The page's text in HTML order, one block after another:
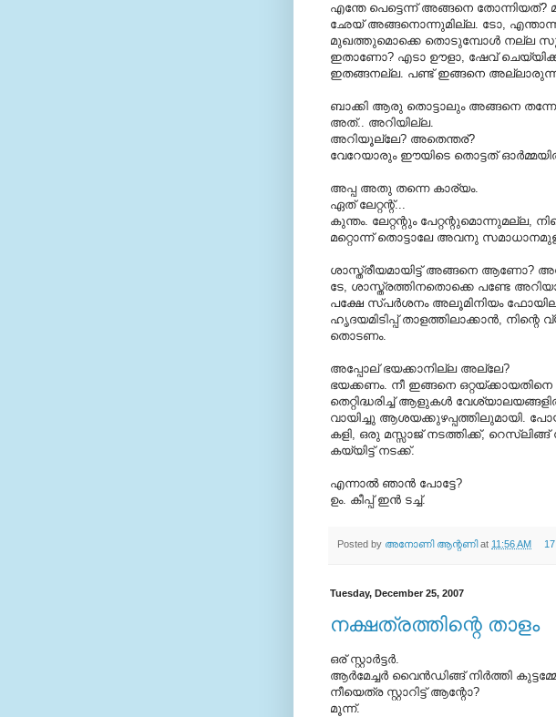
എന്തേ പെട്ടെന്ന് അങ്ങനെ
ഛേയ് അങ്ങനൊന്നുമില്ല. ടോ,
മുഖത്തുമൊക്കെ തൊടുമ്പോള്‍ നല്ല
ഇതാണോ? എടാ ഊളാ, ഷേവ്
ഇതങ്ങനല്ല. പണ്ട് ഇങ്ങനെ
ബാക്കി ആരു തൊട്ടാലും അങ്ങനെ
അത്.. അറിയില്ല.
അറിയൂല്ലേ? അതെന്തര്‌?
വേറേയാരും ഈയിടെ തൊട്ടത്
അപ്പ അതു തന്നെ കാര്യം.
ഏത് ലേറ്റന്റ്...
കുന്തം. ലേറ്റന്റും
മറ്റൊന്ന് തൊട്ടാലേ അവനു
ശാസ്ത്രീയമായിട്ട് അങ്ങനെ ആണോ?
ടേ, ശാസ്ത്രത്തിനതൊക്കെ പണ്ടേ
പക്ഷേ സ്പര്‍ശനം അലൂമിനിയം
ഹൃദയമിടിപ്പ് താളത്തിലാക്കാന്‍,
തൊടണം.
അപ്പോല് ഭയക്കാനില്ല അല്ലേ?
ഭയക്കണം. നീ ഇങ്ങനെ
തെറ്റിദ്ധരിച്ച് ആളുകള്‍
വായിച്ചു ആശയക്കുഴപ്പത്തിലുമായി. പോയി
കളി, ഒരു മസ്സാജ് നടത്തിക്ക്,
കയ്യിട്ട് നടക്ക്.
എന്നാല്‍ ഞാന്‍ പോട്ടേ?
ഉം. കീപ്പ് ഇന്‍ ടച്ച്.
Posted by അനോണി ആന്റണി at 11:56 AM
Tuesday, December 25, 2007
നക്ഷത്രത്തിന്റെ താളം
ഒര്‌ സ്റ്റാര്‍ട്ടര്‍.
ആര്‍മേച്ചര്‍ വൈന്‍ഡിങ്ങ് നിര്‍ത്തി
നീയെത്ര സ്റ്റാറിട്ട് ആന്റോ?
മൂന്ന്.